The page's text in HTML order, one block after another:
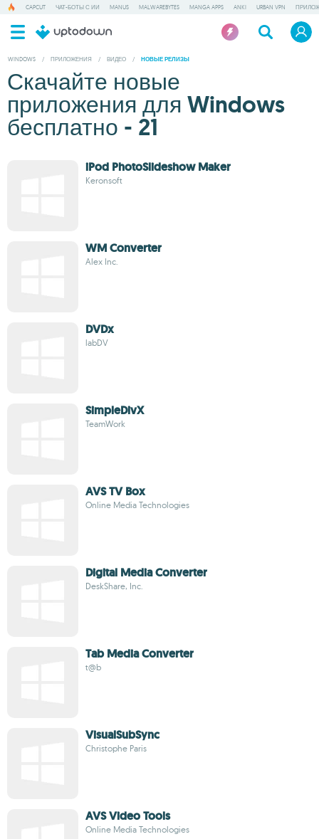
CAPCUT ЧАТ-БОТЫ С ИИ MANUS MALWAREBYTES MANGA APPS ANKI URBAN VPN
WINDOWS / ПРИЛОЖЕНИЯ / ВИДЕО / НОВЫЕ РЕЛИЗЫ
Скачайте новые
приложения для Windows
бесплатно - 21
iPod PhotoSlideshow Maker
Keronsoft
WM Converter
Alex Inc.
DVDx
labDV
SimpleDivX
TeamWork
AVS TV Box
Online Media Technologies
Digital Media Converter
DeskShare, Inc.
Tab Media Converter
t@b
VisualSubSync
Christophe Paris
AVS Video Tools
Online Media Technologies